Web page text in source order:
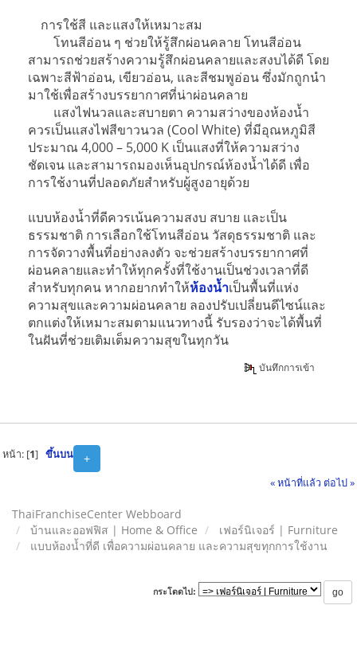
การใช้สี และแสงให้เหมาะสม
โทนสีอ่อน ๆ ช่วยให้รู้สึกผ่อนคลาย โทนสีอ่อน
สามารถช่วยสร้างความรู้สึกผ่อนคลายและสงบได้ดี โดย
เฉพาะสีฟ้าอ่อน, เขียวอ่อน, และสีชมพูอ่อน ซึ่งมักถูกนำ
มาใช้เพื่อสร้างบรรยากาศที่น่าผ่อนคลาย
แสงไฟนวลและสบายตา ความสว่างของห้องน้ำ
ควรเป็นแสงไฟสีขาวนวล (Cool White) ที่มีอุณหภูมิสี
ประมาณ 4,000 – 5,000 K เป็นแสงที่ให้ความสว่าง
ชัดเจน และสามารถมองเห็นอุปกรณ์ห้องน้ำได้ดี เพื่อ
การใช้งานที่ปลอดภัยสำหรับผู้สูงอายุด้วย
แบบห้องน้ำที่ดีควรเน้นความสงบ สบาย และเป็น
ธรรมชาติ การเลือกใช้โทนสีอ่อน วัสดุธรรมชาติ และ
การจัดวางพื้นที่อย่างลงตัว จะช่วยสร้างบรรยากาศที่
ผ่อนคลายและทำให้ทุกครั้งที่ใช้งานเป็นช่วงเวลาที่ดี
สำหรับทุกคน หากอยากทำให้ห้องน้ำเป็นพื้นที่แห่ง
ความสุขและความผ่อนคลาย ลองปรับเปลี่ยนดีไซน์และ
ตกแต่งให้เหมาะสมตามแนวทางนี้ รับรองว่าจะได้พื้นที่
ในฝันที่ช่วยเติมเต็มความสุขในทุกวัน
บันทึกการเข้า
+
หน้า: [1] ขึ้นบน
« หน้าที่แล้ว ต่อไป »
ThaiFranchiseCenter Webboard
บ้านและออฟฟิส | Home & Office
เฟอร์นิเจอร์ | Furniture
แบบห้องน้ำที่ดี เพื่อความผ่อนคลาย และความสุขทุกการใช้งาน
กระโดดไป: